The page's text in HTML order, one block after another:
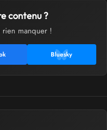
contenu ?
rien manquer !
Bluesky